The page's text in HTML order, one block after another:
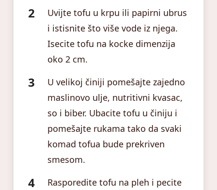
Uvijte tofu u krpu ili papirni ubrus
i istisnite što više vode iz njega.
Isecite tofu na kocke dimenzija
oko 2 cm.
U velikoj činiji pomešajte zajedno
maslinovo ulje, nutritivni kvasac,
so i biber. Ubacite tofu u činiju i
pomešajte rukama tako da svaki
komad tofua bude prekriven
smesom.
Rasporedite tofu na pleh i pecite